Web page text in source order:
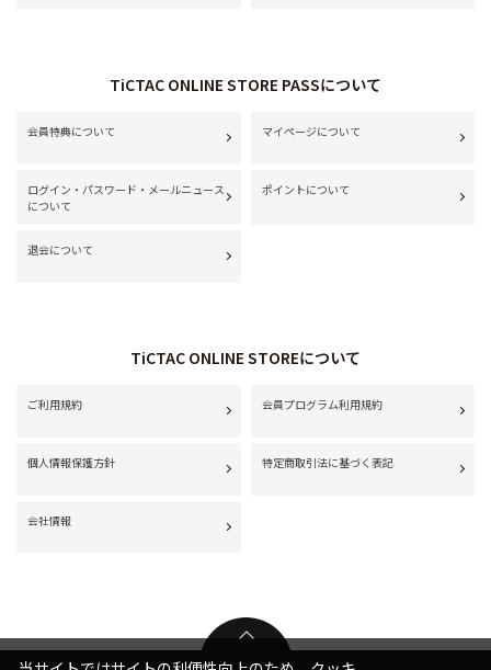
TiCTAC ONLINE STORE PASSについて
会員特典について マイページについて
ログイン・パスワード・メールニュース
について
ポイントについて
退会について
TiCTAC ONLINE STOREについて
ご利用規約 会員プログラム利用規約
個人情報保護方針 特定商取引法に基づく表記
会社情報